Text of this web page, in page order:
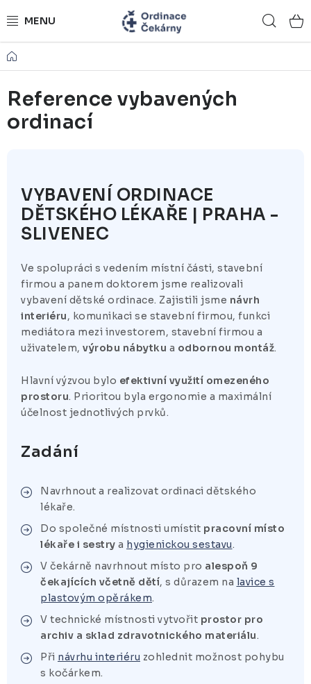
na
ORDINACE NA MÍRU
ZDRAVOTNICKÝ NÁBYTEK
LÉKAŘSKÉ VYBAVENÍ
KONTAKTY
NÁSTROJOVÉ STOLKY
ŽIDLE A LAVICE
ZUBAŘSKÝ NÁBYTEK
ZDRAVOTNICKÁ LEHÁTKA
ZÁSTĚNY A PARAVÁNY
Domů
Reference vybavených
ordinací
VYBAVENÍ ORDINACE
DĚTSKÉHO LÉKAŘE | PRAHA -
SLIVENEC
Ve spolupráci s vedením místní části, stavební
firmou a panem doktorem jsme realizovali
vybavení dětské ordinace. Zajistili jsme návrh
interiéru, komunikaci se stavební firmou, funkci
mediátora mezi investorem, stavební firmou a
uživatelem, výrobu nábytku a odbornou montáž.
Hlavní výzvou bylo efektivní využití omezeného
prostoru. Prioritou byla ergonomie a maximální
účelnost jednotlivých prvků.
Zadání
Navrhnout a realizovat ordinaci dětského
lékaře.
Do společné místnosti umístit pracovní místo
lékaře i sestry a hygienickou sestavu.
V čekárně navrhnout místo pro alespoň 9
čekajících včetně dětí, s důrazem na lavice s
plastovým opěrákem.
V technické místnosti vytvořit prostor pro
archiv a sklad zdravotnického materiálu.
Při návrhu interiéru zohlednit možnost pohybu
s kočárkem.